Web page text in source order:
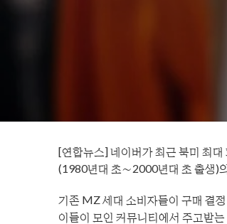
[연합뉴스] 네이버가 최근 북미 최대
(1980년대 초∼2000년대 초 출생)
기존 MZ 세대 소비자들이 구매 결
이들이 모인 커뮤니티에서 주고받